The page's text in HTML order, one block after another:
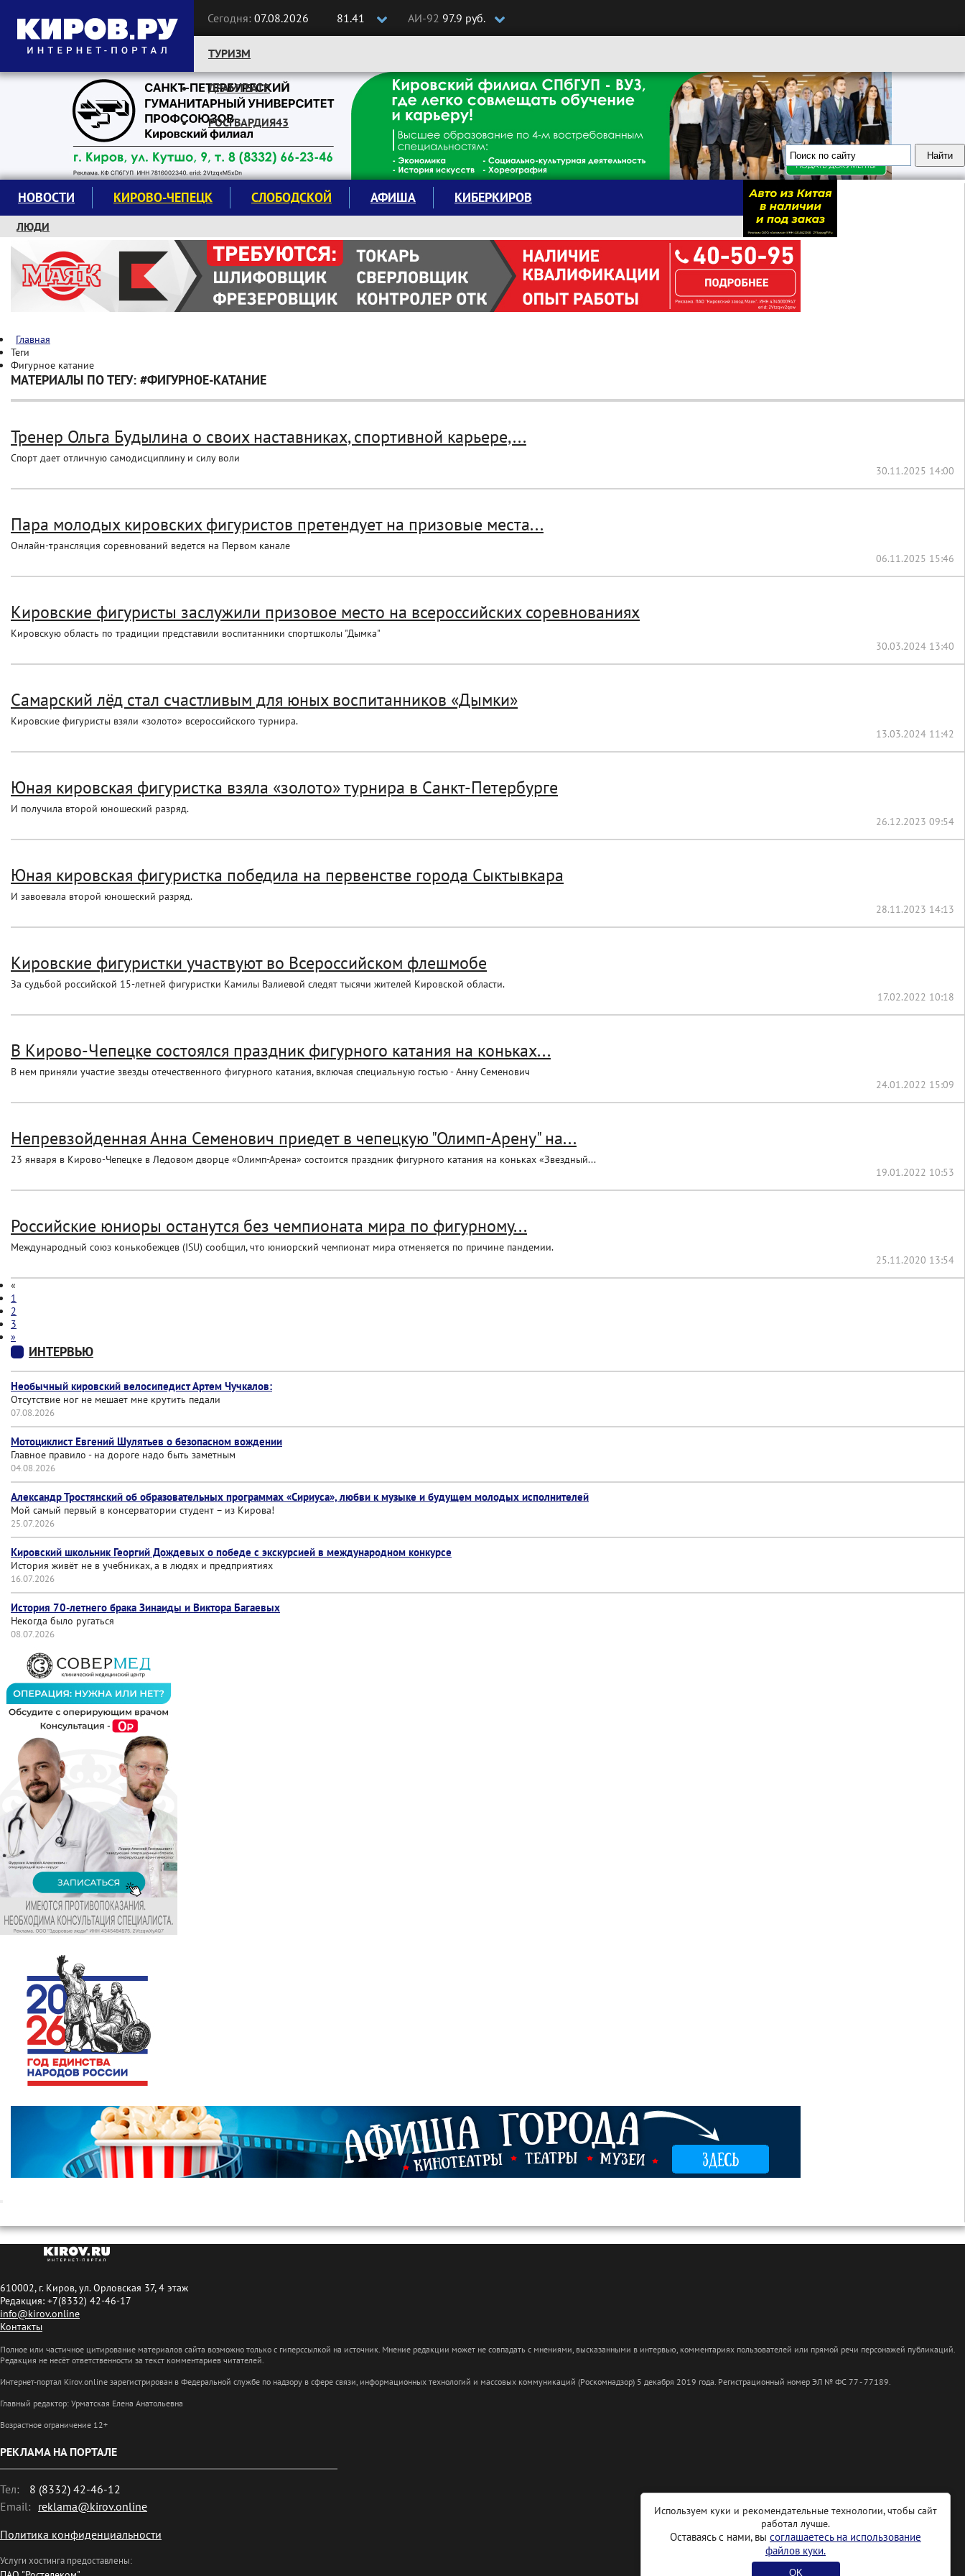
Сегодня: 07.08.2026 81.41 АИ-92 97.9 руб.
Следите за новостями:
ТУРИЗМ
ДРАМТЕАТР
РОСГВАРДИЯ43
НОВОСТИ КИРОВО-ЧЕПЕЦК СЛОБОДСКОЙ АФИША КИБЕРКИРОВ
ЛЮДИ
КРУЖКИ И СЕКЦИИ
ЗАВОДУ "МАЯК" 85 ЛЕТ
ЭКОЛОГИЯ
Главная
Теги
Фигурное катание
МАТЕРИАЛЫ ПО ТЕГУ: #ФИГУРНОЕ-КАТАНИЕ
Тренер Ольга Будылина о своих наставниках, спортивной карьере,...
Спорт дает отличную самодисциплину и силу воли
30.11.2025 14:00
Пара молодых кировских фигуристов претендует на призовые места...
Онлайн-трансляция соревнований ведется на Первом канале
06.11.2025 15:46
Кировские фигуристы заслужили призовое место на всероссийских соревнованиях
Кировскую область по традиции представили воспитанники спортшколы "Дымка"
30.03.2024 13:40
Самарский лёд стал счастливым для юных воспитанников «Дымки»
Кировские фигуристы взяли «золото» всероссийского турнира.
13.03.2024 11:42
Юная кировская фигуристка взяла «золото» турнира в Санкт-Петербурге
И получила второй юношеский разряд.
26.12.2023 09:54
Юная кировская фигуристка победила на первенстве города Сыктывкара
И завоевала второй юношеский разряд.
28.11.2023 14:13
Кировские фигуристки участвуют во Всероссийском флешмобе
За судьбой российской 15-летней фигуристки Камилы Валиевой следят тысячи жителей Кировской области.
17.02.2022 10:18
В Кирово-Чепецке состоялся праздник фигурного катания на коньках...
В нем приняли участие звезды отечественного фигурного катания, включая специальную гостью - Анну Семенович
24.01.2022 15:09
Непревзойденная Анна Семенович приедет в чепецкую "Олимп-Арену" на...
23 января в Кирово-Чепецке в Ледовом дворце «Олимп-Арена» состоится праздник фигурного катания на коньках «Звездный...
19.01.2022 10:53
Российские юниоры останутся без чемпионата мира по фигурному...
Международный союз конькобежцев (ISU) сообщил, что юниорский чемпионат мира отменяется по причине пандемии.
25.11.2020 13:54
«
1
2
3
»
ИНТЕРВЬЮ
Необычный кировский велосипедист Артем Чучкалов:
Отсутствие ног не мешает мне крутить педали
07.08.2026
Мотоциклист Евгений Шулятьев о безопасном вождении
Главное правило - на дороге надо быть заметным
04.08.2026
Александр Тростянский об образовательных программах «Сириуса», любви к музыке и будущем молодых исполнителей
Мой самый первый в консерватории студент – из Кирова!
25.07.2026
Кировский школьник Георгий Дождевых о победе с экскурсией в международном конкурсе
История живёт не в учебниках, а в людях и предприятиях
16.07.2026
История 70-летнего брака Зинаиды и Виктора Багаевых
Некогда было ругаться
08.07.2026
610002, г. Киров, ул. Орловская 37, 4 этаж
Редакция: +7(8332) 42-46-17
info@kirov.online
Контакты
Полное или частичное цитирование материалов сайта возможно только с гиперссылкой на источник. Мнение редакции может не совпадать с мнениями, высказанными в интервью, комментариях пользователей или прямой речи персонажей публикаций.
Редакция не несёт ответственности за текст комментариев читателей.
Интернет-портал Kirov.online зарегистрирован в Федеральной службе по надзору в сфере связи, информационных технологий и массовых коммуникаций (Роскомнадзор) 5 декабря 2019 года. Регистрационный номер ЭЛ № ФС 77 - 77189.
Главный редактор: Урматская Елена Анатольевна
Возрастное ограничение 12+
РЕКЛАМА НА ПОРТАЛЕ
Тел:
8 (8332) 42-46-12
Email: reklama@kirov.online
Политика конфиденциальности
Услуги хостинга предоставлены:
Используем куки и рекомендательные технологии, чтобы сайт
работал лучше.
Оставаясь с нами, вы соглашаетесь на использование
файлов куки.
OK